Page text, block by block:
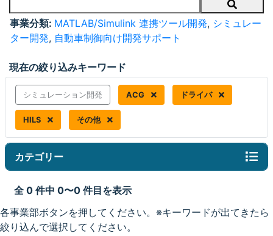
Search
事業分類: MATLAB/Simulink 連携ツール開発, シミュレー
ター開発, 自動車制御向け開発サポート
現在の絞り込みキーワード
シミュレーション開発 ACG ドライバ
HILS その他
カテゴリー
全 0 件中 0〜0 件目を表示
各事業部ボタンを押してください。※キーワードが出てきたら
絞り込んで選択してください。